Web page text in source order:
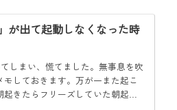
が出て起動しなくなった時
しまい、慌てました。無事息を吹
しておきます。万が一また起こ
きたらフリーズしていた朝起き